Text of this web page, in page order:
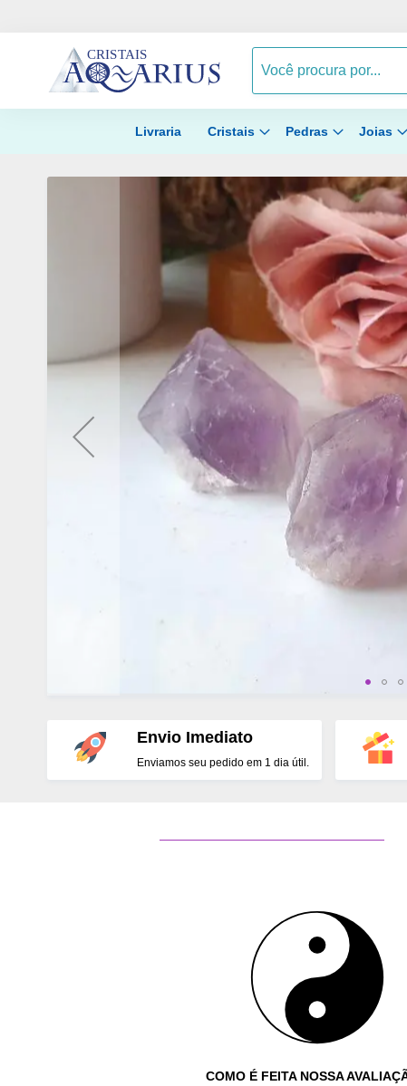
Livraria Cristais Pedras Joias
Envio Imediato
Enviamos seu pedido em 1 dia útil.
COMO É FEITA NOSSA